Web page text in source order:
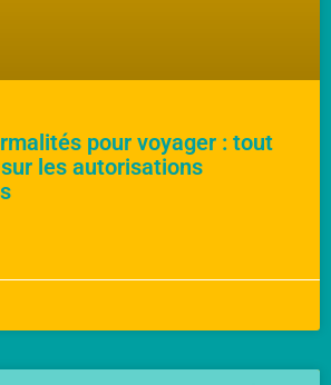
pour voyager : tout
les autorisations